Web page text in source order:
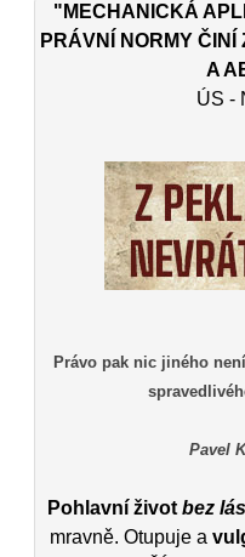
"MECHANICKÁ
PRÁVNÍ NORMY ČINÍ
A
ÚS -
Právo pak nic jiného
Pavel
Pohlavní život bez
mravně. Otupuje a